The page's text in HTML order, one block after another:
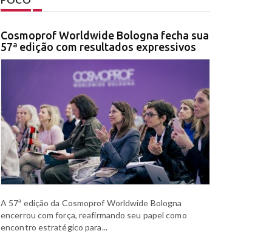
Cosmoprof Worldwide Bologna fecha sua
57ª edição com resultados expressivos
A 57ª edição da Cosmoprof Worldwide Bologna
encerrou com força, reafirmando seu papel como
encontro estratégico para...